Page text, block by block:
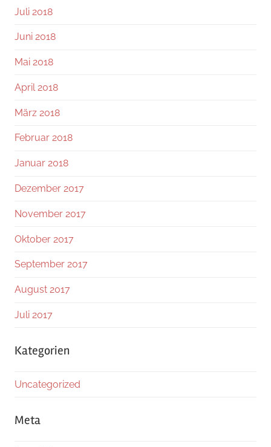
Juli 2018
Juni 2018
Mai 2018
April 2018
März 2018
Februar 2018
Januar 2018
Dezember 2017
November 2017
Oktober 2017
September 2017
August 2017
Juli 2017
Kategorien
Uncategorized
Meta